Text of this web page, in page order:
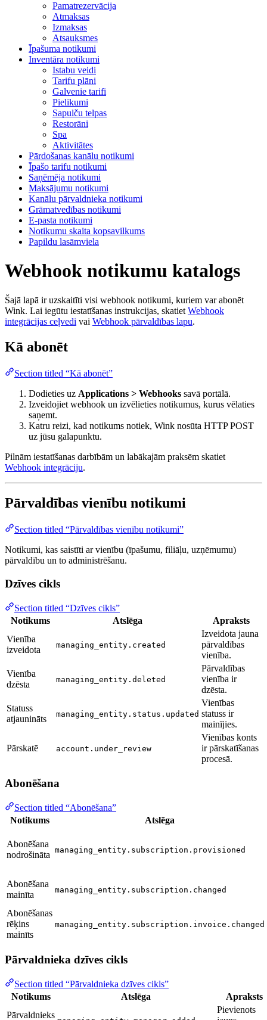
Pamatrezervācija
Atmaksas
Izmaksas
Atsauksmes
Īpašuma notikumi
Inventāra notikumi
Istabu veidi
Tarifu plāni
Galvenie tarifi
Pielikumi
Sapulču telpas
Restorāni
Spa
Aktivitātes
Pārdošanas kanālu notikumi
Īpašo tarifu notikumi
Saņēmēja notikumi
Maksājumu notikumi
Kanālu pārvaldnieka notikumi
Grāmatvedības notikumi
E-pasta notikumi
Notikumu skaita kopsavilkums
Papildu lasāmviela
Webhook notikumu katalogs
Šajā lapā ir uzskaitīti visi webhook notikumi, kuriem var abonēt
Wink. Lai iegūtu iestatīšanas instrukcijas, skatiet Webhook
integrācijas ceļvedi vai Webhook pārvaldības lapu.
Kā abonēt
Section titled “Kā abonēt”
Dodieties uz Applications > Webhooks savā portālā.
Izveidojiet webhook un izvēlieties notikumus, kurus vēlaties
saņemt.
Katru reizi, kad notikums notiek, Wink nosūta HTTP POST
uz jūsu galapunktu.
Pilnām iestatīšanas darbībām un labākajām praksēm skatiet
Webhook integrāciju.
Pārvaldības vienību notikumi
Section titled “Pārvaldības vienību notikumi”
Notikumi, kas saistīti ar vienību (īpašumu, filiāļu, uzņēmumu)
pārvaldību un to administrēšanu.
Dzīves cikls
Section titled “Dzīves cikls”
Notikums
Atslēga
Apraksts
Vienība
izveidota
managing_entity.created
Izveidota jauna
pārvaldības
vienība.
Vienība
dzēsta
managing_entity.deleted
Pārvaldības
vienība ir
dzēsta.
Statuss
atjaunināts
managing_entity.status.updated
Vienības
statuss ir
mainījies.
Pārskatē account.under_review
Vienības konts
ir pārskatīšanas
procesā.
Abonēšana
Section titled “Abonēšana”
Notikums
Atslēga
Abonēšana
nodrošināta managing_entity.subscription.provisioned
Abonēšana
mainīta
managing_entity.subscription.changed
Abonēšanas
rēķins
mainīts
managing_entity.subscription.invoice.changed
Pārvaldnieka dzīves cikls
Section titled “Pārvaldnieka dzīves cikls”
Notikums
Atslēga
Apraksts
Pārvaldnieks
Pievienots